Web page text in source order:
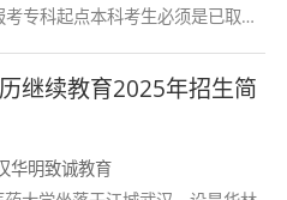
备培训需求分析、培训计
的完整流程操作能力；
绩效考核体系设计、考核
进的专业技能；
熟悉薪酬结构设计、福利
专科起点本科考生必须是已取得
继续教育2025年招生简
华明致诚教育